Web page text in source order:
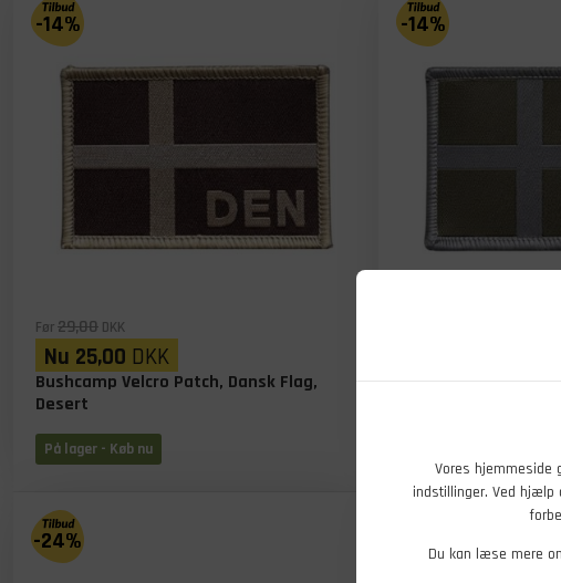
Vores hjemmeside
indstillinger. Ved hjælp
Du kan læse mere
-14%
Før29,00 DKK
Nu 25,00 DKK
Bushcamp Velcro Patch, Dansk Flag,
Desert
På lager - Køb nu
-14%
Bushcamp Velcro
-24%